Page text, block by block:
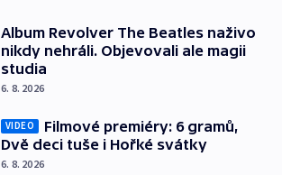
Album Revolver The Beatles naživo
nikdy nehráli. Objevovali ale magii
studia
6. 8. 2026
VIDEO
Filmové premiéry: 6 gramů,
Dvě deci tuše i Hořké svátky
6. 8. 2026